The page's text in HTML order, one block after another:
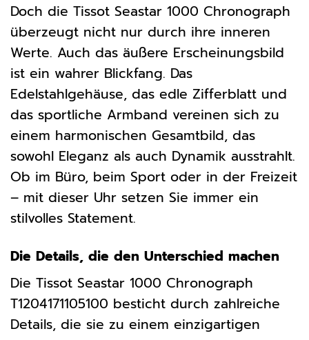
Doch die Tissot Seastar 1000 Chronograph
überzeugt nicht nur durch ihre inneren
Werte. Auch das äußere Erscheinungsbild
ist ein wahrer Blickfang. Das
Edelstahlgehäuse, das edle Zifferblatt und
das sportliche Armband vereinen sich zu
einem harmonischen Gesamtbild, das
sowohl Eleganz als auch Dynamik ausstrahlt.
Ob im Büro, beim Sport oder in der Freizeit
– mit dieser Uhr setzen Sie immer ein
stilvolles Statement.
Die Details, die den Unterschied machen
Die Tissot Seastar 1000 Chronograph
T1204171105100 besticht durch zahlreiche
Details, die sie zu einem einzigartigen